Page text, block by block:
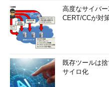
高度なサイバ
CERT/CCが対
既存ツールは
サイロ化